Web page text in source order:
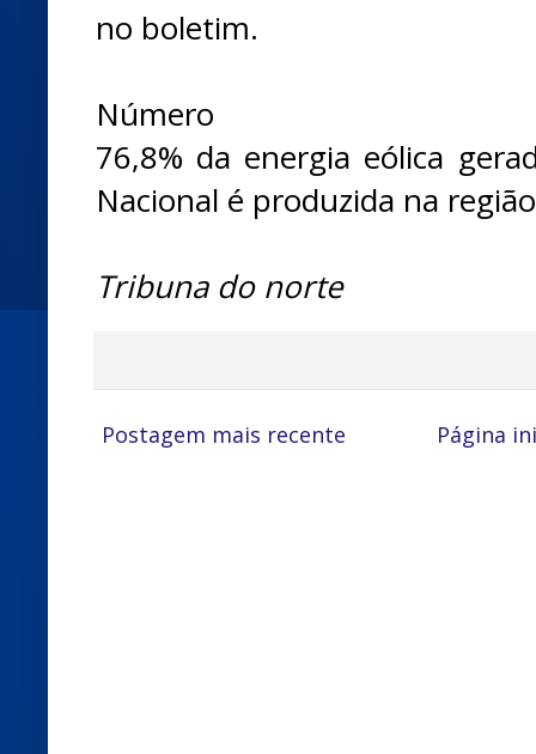
no boletim.
Número
76,8% da energia eólica
Nacional é produzida na
Tribuna do norte
Postagem mais recente Página